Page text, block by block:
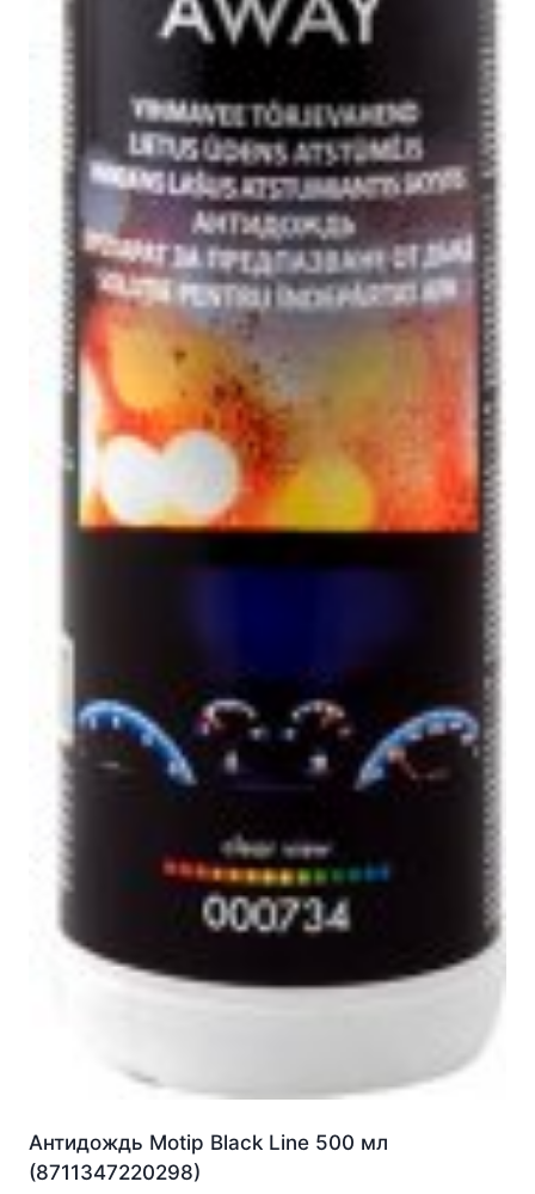
Антидождь Motip Black Line 500 мл
(8711347220298)